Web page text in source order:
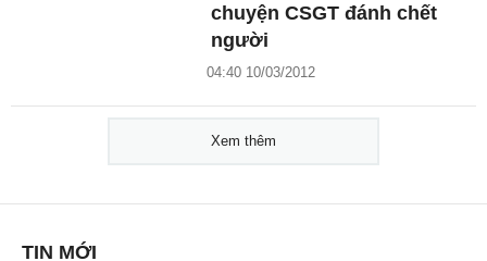
chuyện CSGT đánh chết
người
04:40 10/03/2012
Xem thêm
TIN MỚI